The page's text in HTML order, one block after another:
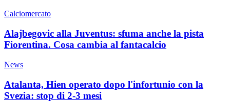
Calciomercato
Alajbegovic alla Juventus: sfuma anche la pista
Fiorentina. Cosa cambia al fantacalcio
News
Atalanta, Hien operato dopo l'infortunio con la
Svezia: stop di 2-3 mesi